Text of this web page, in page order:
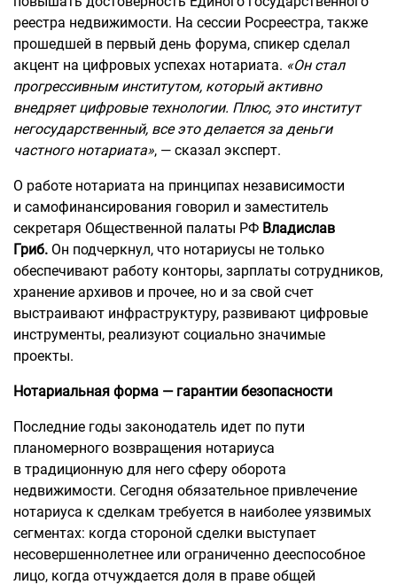
реестра недвижимости. На сессии Росреестра, также
прошедшей в первый день форума, спикер сделал
акцент на цифровых успехах нотариата. «Онстал
прогрессивным институтом, который активно
внедряет цифровые технологии. Плюс, это институт
негосударственный, все это делается за деньги
частного нотариата», — сказал эксперт.
О работе нотариата на принципах независимости
и самофинансирования говорил и заместитель
секретаря Общественной палаты РФ Владислав
Гриб. Он подчеркнул, что нотариусы не только
обеспечивают работу конторы, зарплаты сотрудников,
хранение архивов и прочее, но и за свой счет
выстраивают инфраструктуру, развивают цифровые
инструменты, реализуют социально значимые
проекты.
Нотариальная форма — гарантии безопасности
Последние годы законодатель идет по пути
планомерного возвращения нотариуса
в традиционную для него сферу оборота
недвижимости. Сегодня обязательное привлечение
нотариуса к сделкам требуется в наиболее уязвимых
сегментах: когда стороной сделки выступает
несовершеннолетнее или ограниченно дееспособное
лицо, когда отчуждается доля в праве общей